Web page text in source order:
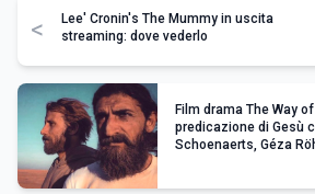
<
Lee' Cronin's The Mummy in uscita
streaming: dove vederlo
Film drama The Way
predicazione di Gesù
Schoenaerts, Géza